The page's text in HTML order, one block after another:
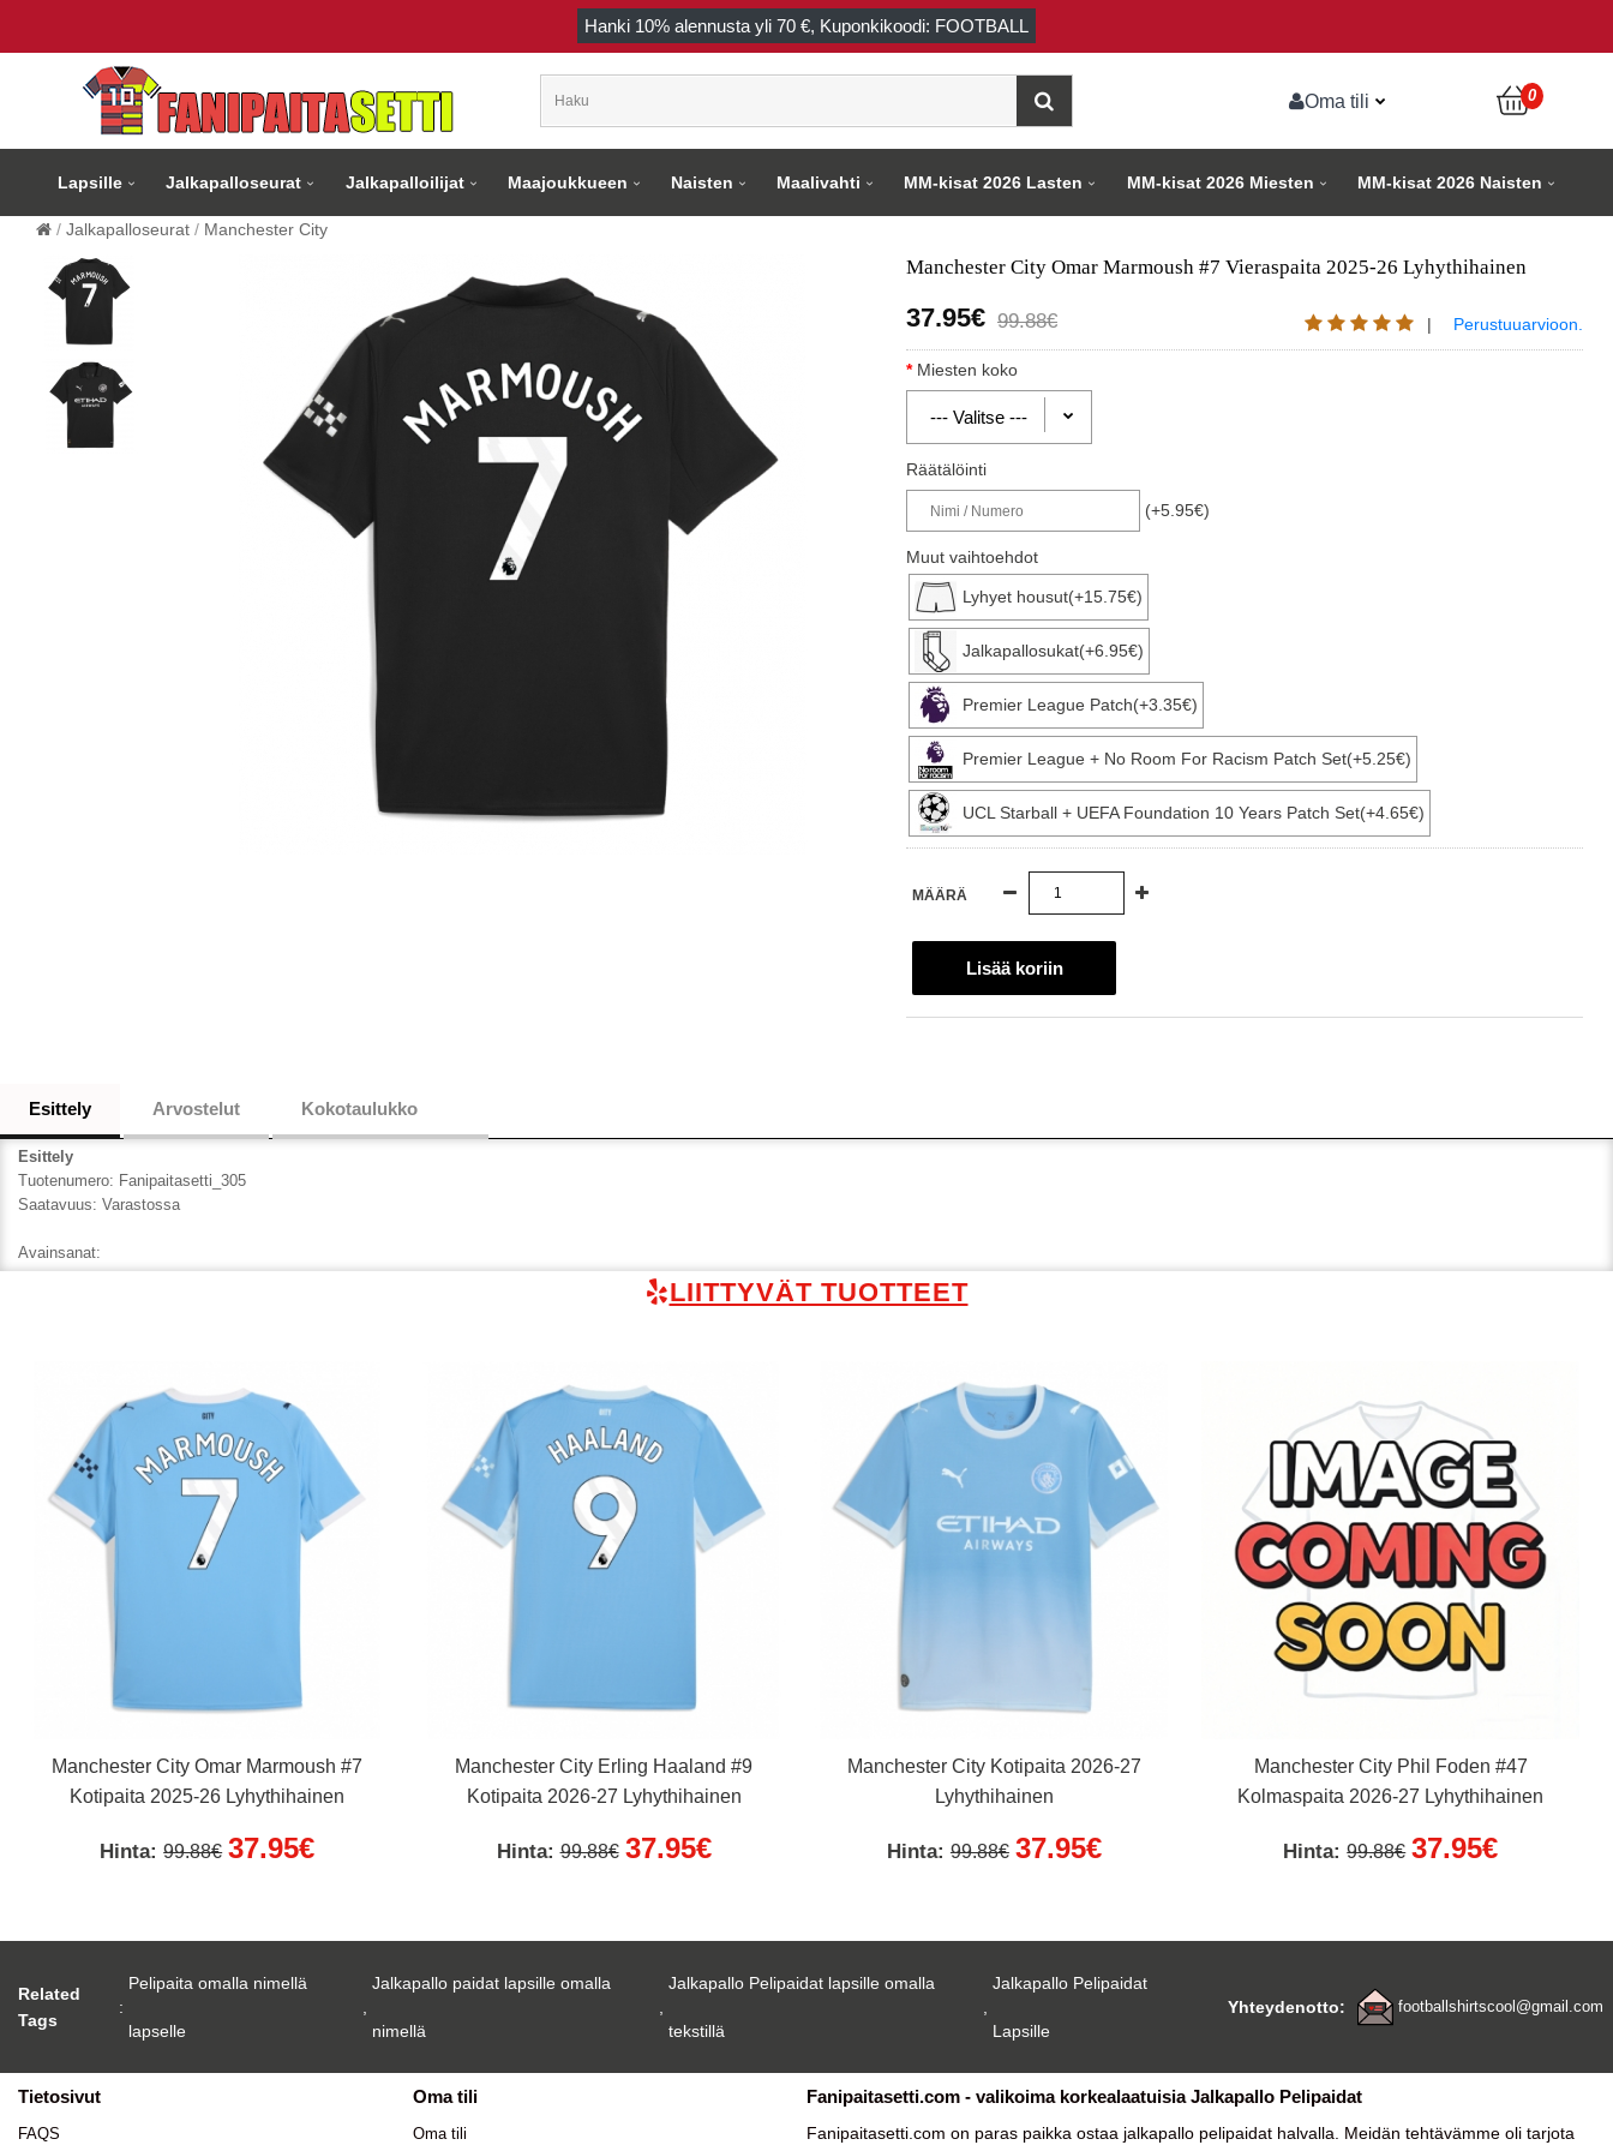
Hanki 10% alennusta yli 70 €, Kuponkikoodi: FOOTBALL
Oma tili 0
Lapsille Jalkapalloseurat Jalkapalloilijat Maajoukkueen Naisten Maalivahti MM-kisat 2026 Lasten MM-kisat 2026 Miesten MM-kisat 2026 Naisten
Jalkapalloseurat Manchester City
Manchester City Omar Marmoush #7 Vieraspaita 2025-26 Lyhythihainen
37.95€ 99.88€ | Perustuuarvioon.
Miesten koko
Räätälöinti
(+5.95€)
Muut vaihtoehdot
Lyhyet housut(+15.75€)
Jalkapallosukat(+6.95€)
Premier League Patch(+3.35€)
Premier League + No Room For Racism Patch Set(+5.25€)
UCL Starball + UEFA Foundation 10 Years Patch Set(+4.65€)
MÄÄRÄ
Esittely Arvostelut Kokotaulukko
Esittely
Tuotenumero: Fanipaitasetti_305
Saatavuus: Varastossa
Avainsanat:
LIITTYVÄT TUOTTEET
Manchester City Omar Marmoush #7
Kotipaita 2025-26 Lyhythihainen
Hinta:99.88€ 37.95€
Manchester City Erling Haaland #9
Kotipaita 2026-27 Lyhythihainen
Hinta:99.88€ 37.95€
Manchester City Kotipaita 2026-27
Lyhythihainen
Hinta: 99.88€ 37.95€
Manchester City Phil Foden #47
Kolmaspaita 2026-27 Lyhythihainen
Hinta:99.88€ 37.95€
Related
Tags
:
Pelipaita omalla nimellä
lapselle
,
Jalkapallo paidat lapsille omalla
nimellä
,
Jalkapallo Pelipaidat lapsille omalla
tekstillä
,
Jalkapallo Pelipaidat
Lapsille
Yhteydenotto: footballshirtscool@gmail.com
Tietosivut
FAQS
Oma tili
Oma tili
Fanipaitasetti.com - valikoima korkealaatuisia Jalkapallo Pelipaidat
Fanipaitasetti.com on paras paikka ostaa jalkapallo pelipaidat halvalla. Meidän tehtävämme oli tarjota